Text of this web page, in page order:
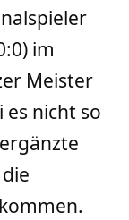
im
Meister
es nicht so